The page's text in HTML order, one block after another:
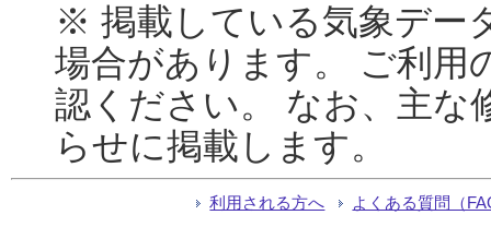
※ 掲載している気象デー
場合があります。 ご利用
認ください。 なお、主な
らせに掲載します。
利用される方へ よくある質問（